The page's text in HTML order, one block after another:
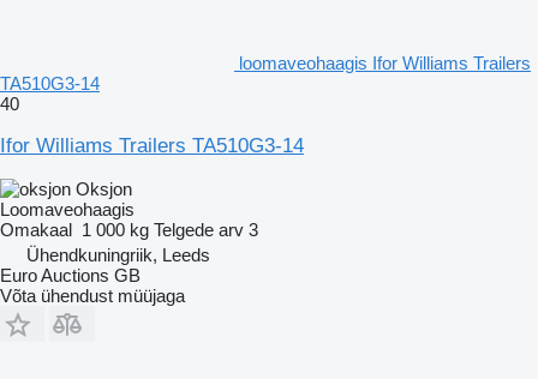
loomaveohaagis Ifor Williams Trailers
TA510G3-14
40
Ifor Williams Trailers TA510G3-14
Oksjon
Loomaveohaagis
Omakaal 1 000 kg Telgede arv 3
Ühendkuningriik, Leeds
Euro Auctions GB
Võta ühendust müüjaga